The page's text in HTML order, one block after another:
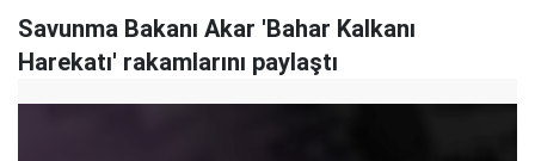
Savunma Bakanı Akar 'Bahar Kalkanı
Harekatı' rakamlarını paylaştı